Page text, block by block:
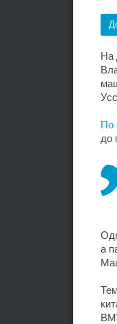
На
По
до
а